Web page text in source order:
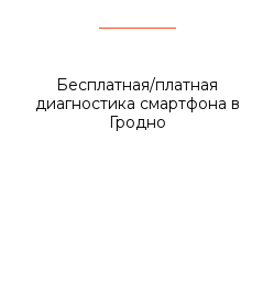
Бесплатная/платная
диагностика смартфона в
Гродно